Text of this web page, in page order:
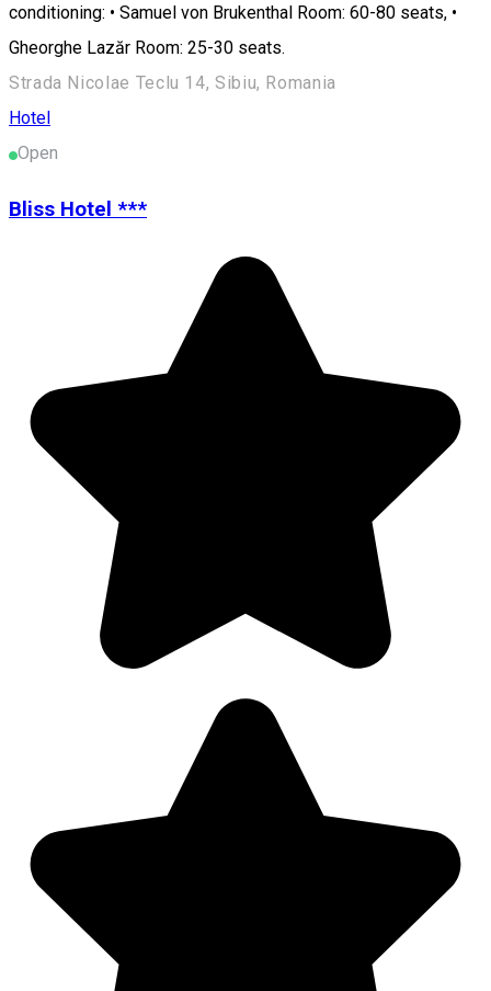
conditioning: • Samuel von Brukenthal Room: 60-80 seats, •
Gheorghe Lazăr Room: 25-30 seats.
Strada Nicolae Teclu 14, Sibiu, Romania
Hotel
Open
Bliss Hotel ***